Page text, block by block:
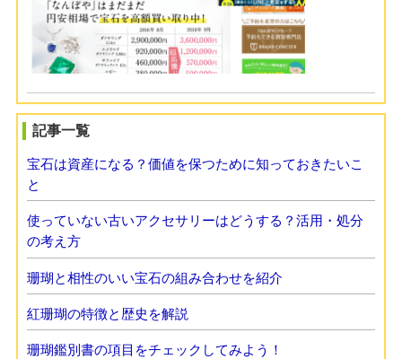
記事一覧
宝石は資産になる？価値を保つために知っておきたいこ
と
使っていない古いアクセサリーはどうする？活用・処分
の考え方
珊瑚と相性のいい宝石の組み合わせを紹介
紅珊瑚の特徴と歴史を解説
珊瑚鑑別書の項目をチェックしてみよう！